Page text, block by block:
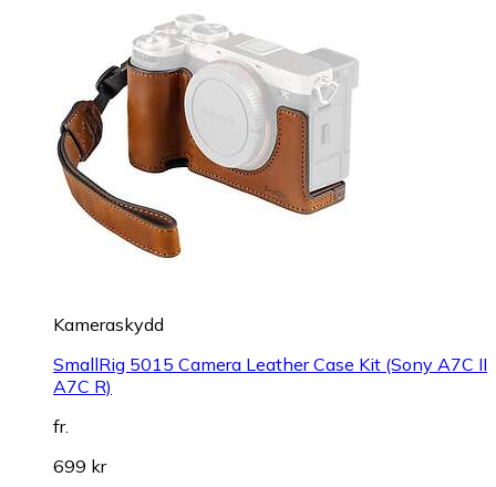
Kameraskydd
SmallRig 5015 Camera Leather Case Kit (Sony A7C II
A7C R)
fr.
699 kr